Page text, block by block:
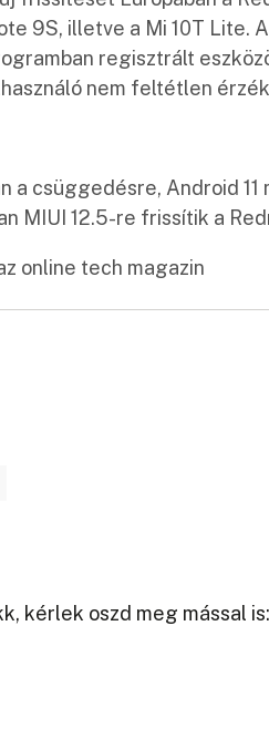
9S, illetve a Mi 10T Lite.
regisztrált
nem feltétlen
a csüggedésre, Android
MIUI 12.5-re frissítik a
online tech magazin
kérlek oszd meg mással is: